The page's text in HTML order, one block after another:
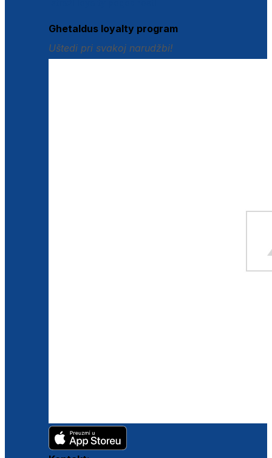
Ghetaldus loyalty program
Uštedi pri svakoj narudžbi!